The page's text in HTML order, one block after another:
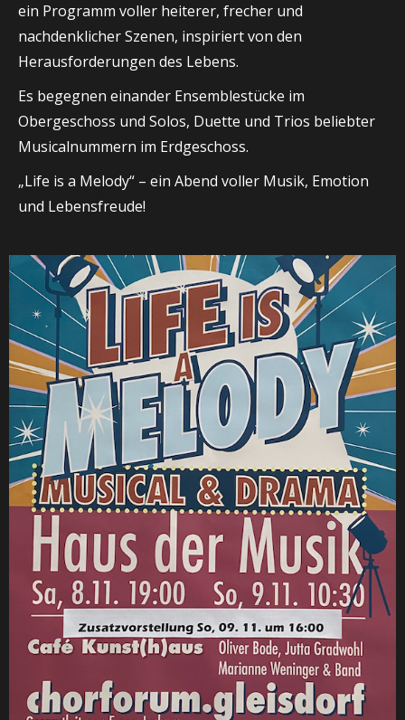
ein Programm voller heiterer, frecher und
nachdenklicher Szenen, inspiriert von den
Herausforderungen des Lebens.
Es begegnen einander Ensemblestücke im
Obergeschoss und Solos, Duette und Trios beliebter
Musicalnummern im Erdgeschoss.
„Life is a Melody“ – ein Abend voller Musik, Emotion
und Lebensfreude!